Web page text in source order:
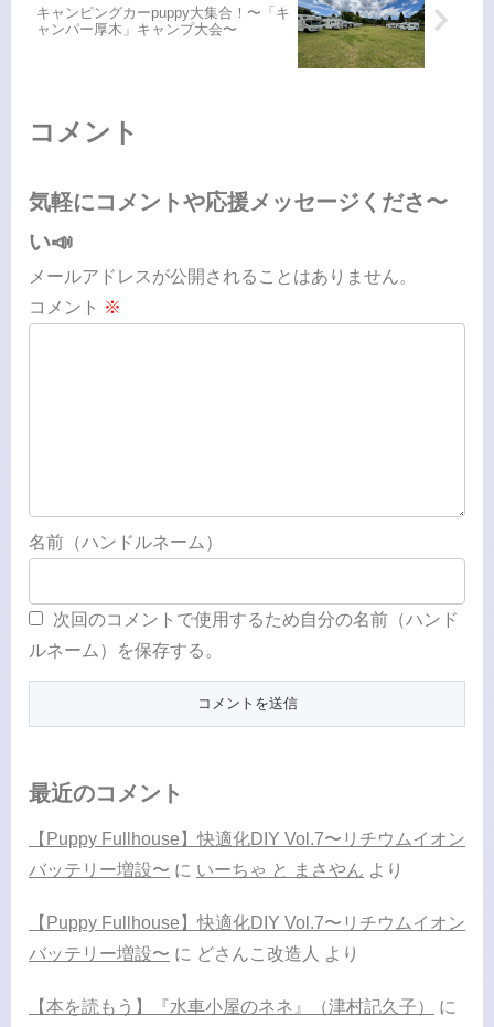
キャンピングカーpuppy大集合！〜「キ
ャンパー厚木」キャンプ大会〜
コメント
気軽にコメントや応援メッセージくださ〜
い📣
メールアドレスが公開されることはありません。
コメント ※
名前（ハンドルネーム）
次回のコメントで使用するため自分の名前（ハンド
ルネーム）を保存する。
最近のコメント
【Puppy Fullhouse】快適化DIY Vol.7〜リチウムイオン
バッテリー増設〜 に いーちゃ と まさやん より
【Puppy Fullhouse】快適化DIY Vol.7〜リチウムイオン
バッテリー増設〜 に どさんこ改造人 より
【本を読もう】『水車小屋のネネ』（津村記久子）
に